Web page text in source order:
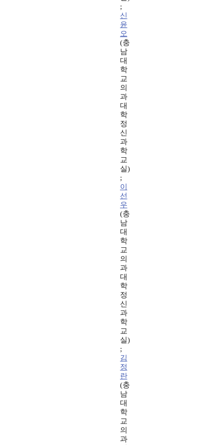
;
신
윤
오
(충
남
대
학
교
의
과
대
학
정
신
과
학
교
실)
;
이
선
우
(충
남
대
학
교
의
과
대
학
정
신
과
학
교
실)
;
김
정
란
(충
남
대
학
교
의
과